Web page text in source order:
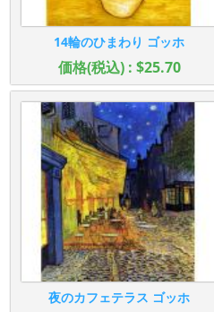
14輪のひまわり ゴッホ
価格(税込) : $25.70
夜のカフェテラス ゴッホ